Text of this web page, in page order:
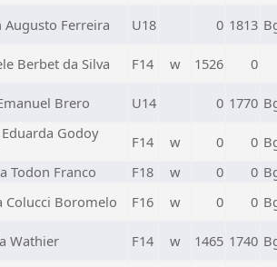
Augusto Ferreira U18 0 1813
Berbet da Silva F14 w 1526 0
Brero U14 0 1770
Godoy
F14 w 0 0
Todon Franco F18 w 0 0
Colucci Boromelo F16 w 0 0
Wathier F14 w 1465 1740